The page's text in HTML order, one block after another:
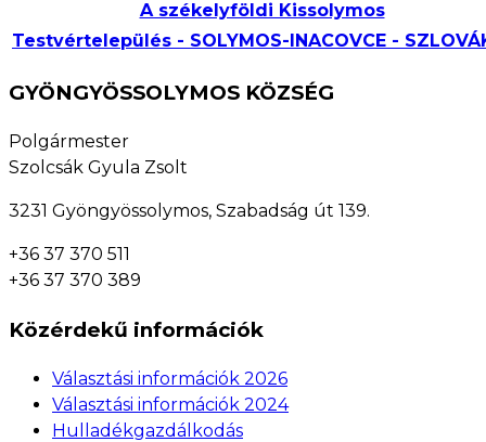
A székelyföldi Kissolymos
Testvértelepülés - SOLYMOS-INACOVCE -
GYÖNGYÖSSOLYMOS KÖZSÉG
Polgármester
Szolcsák Gyula Zsolt
3231 Gyöngyössolymos, Szabadság út 139.
+36 37 370 511
+36 37 370 389
Közérdekű információk
Választási információk 2026
Választási információk 2024
Hulladékgazdálkodás